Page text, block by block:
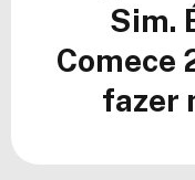
Sim.
Comece
fazer